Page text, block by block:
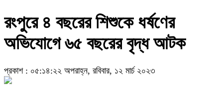
রংপুরে ৪ বছরের শিশুকে ধর্ষণের
অভিযোগে ৬৫ বছরের বৃদ্ধ আটক
প্রকাশ : ০৫:১৪:২২ অপরাহ্ন, রবিবার, ১২ মার্চ ২০২৩